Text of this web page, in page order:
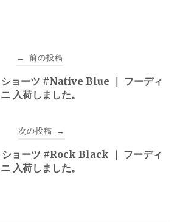
← 前の投稿
ショーツ #Native Blue ｜ フーディ
ニ 入荷しました。
次の投稿 →
ショーツ #Rock Black ｜ フーディ
ニ 入荷しました。